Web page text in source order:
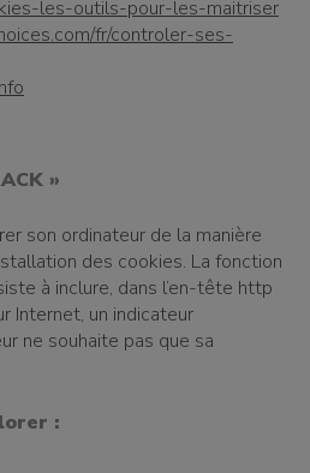
les-outils-pour-les-maitriser
fr/controler-ses-
»
son ordinateur de la manière
des cookies. La fonction
à inclure, dans l’en-tête http
Internet, un indicateur
ne souhaite pas que sa
: